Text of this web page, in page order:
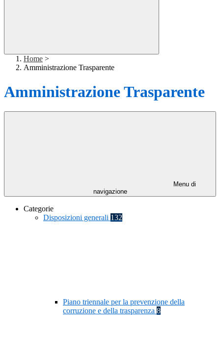
Home >
Amministrazione Trasparente
Amministrazione Trasparente
Menu di
navigazione
Categorie
Disposizioni generali 132
Piano triennale per la prevenzione della
corruzione e della trasparenza 8